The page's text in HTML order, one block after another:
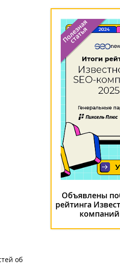
об
Объявлены
рейтинга
компаний